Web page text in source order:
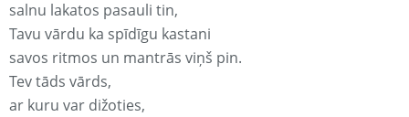
salnu lakatos pasauli tin,
Tavu vārdu ka spīdīgu kastani
savos ritmos un mantrās viņš pin.
Tev tāds vārds,
ar kuru var dižoties,